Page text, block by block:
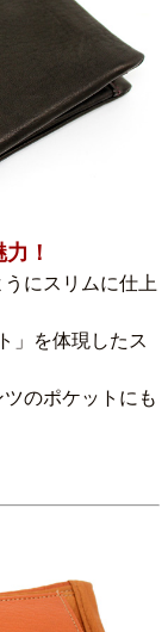
！
にスリムに仕上
」を体現したス
のポケットにも